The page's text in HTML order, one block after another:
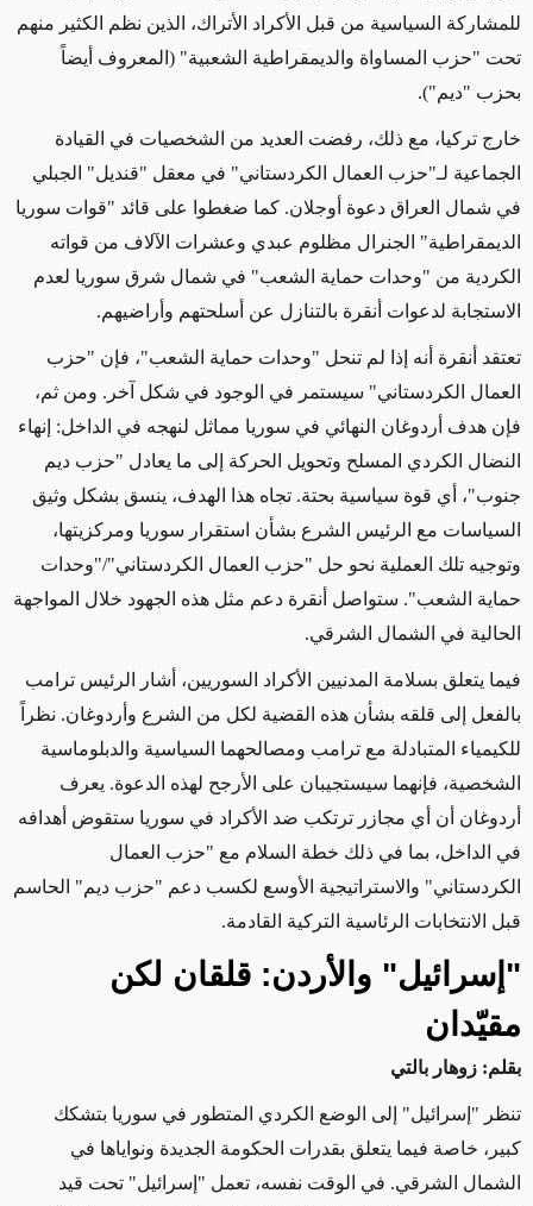
للمشاركة السياسية من قبل الأكراد الأتراك، الذين نظم الكثير منهم
تحت "حزب المساواة والديمقراطية الشعبية" (المعروف أيضاً
بحزب "ديم").
خارج تركيا، مع ذلك، رفضت العديد من الشخصيات في القيادة
الجماعية لـ"حزب العمال الكردستاني" في معقل "قنديل" الجبلي
في شمال العراق دعوة أوجلان. كما ضغطوا على قائد "قوات سوريا
الديمقراطية" الجنرال مظلوم عبدي وعشرات الآلاف من قواته
الكردية من "وحدات حماية الشعب" في شمال شرق سوريا لعدم
الاستجابة لدعوات أنقرة بالتنازل عن أسلحتهم وأراضيهم.
تعتقد أنقرة أنه إذا لم تنحل "وحدات حماية الشعب"، فإن "حزب
العمال الكردستاني" سيستمر في الوجود في شكل آخر. ومن ثم،
فإن هدف أردوغان النهائي في سوريا مماثل لنهجه في الداخل: إنهاء
النضال الكردي المسلح وتحويل الحركة إلى ما يعادل "حزب ديم
جنوب"، أي قوة سياسية بحتة. تجاه هذا الهدف، ينسق بشكل وثيق
السياسات مع الرئيس الشرع بشأن استقرار سوريا ومركزيتها،
وتوجيه تلك العملية نحو حل "حزب العمال الكردستاني"/"وحدات
حماية الشعب". ستواصل أنقرة دعم مثل هذه الجهود خلال المواجهة
الحالية في الشمال الشرقي.
فيما يتعلق بسلامة المدنيين الأكراد السوريين، أشار الرئيس ترامب
بالفعل إلى قلقه بشأن هذه القضية لكل من الشرع وأردوغان. نظراً
للكيمياء المتبادلة مع ترامب ومصالحهما السياسية والدبلوماسية
الشخصية، فإنهما سيستجيبان على الأرجح لهذه الدعوة. يعرف
أردوغان أن أي مجازر ترتكب ضد الأكراد في سوريا ستقوض أهدافه
في الداخل، بما في ذلك خطة السلام مع "حزب العمال
الكردستاني" والاستراتيجية الأوسع لكسب دعم "حزب ديم" الحاسم
قبل الانتخابات الرئاسية التركية القادمة.
" إسرائيل" والأردن: قلقان لكن
مقيّدان
بقلم: زوهار بالتي
تنظر "إسرائيل" إلى الوضع الكردي المتطور في سوريا بتشكك
كبير، خاصة فيما يتعلق بقدرات الحكومة الجديدة ونواياها في
الشمال الشرقي. في الوقت نفسه، تعمل "إسرائيل" تحت قيد